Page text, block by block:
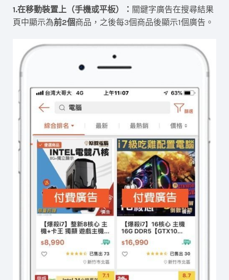
1.在移動裝置上（手機或平板）： 關鍵字廣告在搜尋結果
頁中顯示為前2個商品，之後每3個商品後顯示1個廣告。